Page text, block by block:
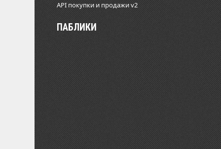
API покупки и продажи v2
ПАБЛИКИ